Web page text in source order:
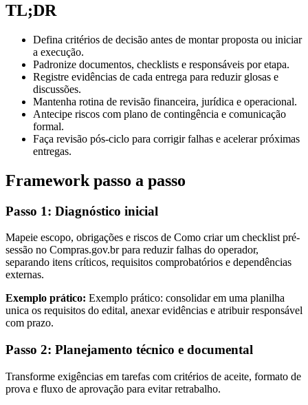
TL;DR
Defina critérios de decisão antes de montar proposta ou iniciar
a execução.
Padronize documentos, checklists e responsáveis por etapa.
Registre evidências de cada entrega para reduzir glosas e
discussões.
Mantenha rotina de revisão financeira, jurídica e operacional.
Antecipe riscos com plano de contingência e comunicação
formal.
Faça revisão pós-ciclo para corrigir falhas e acelerar próximas
entregas.
Framework passo a passo
Passo 1: Diagnóstico inicial
Mapeie escopo, obrigações e riscos de Como criar um checklist pré-
sessão no Compras.gov.br para reduzir falhas do operador,
separando itens críticos, requisitos comprobatórios e dependências
externas.
Exemplo prático: Exemplo prático: consolidar em uma planilha
unica os requisitos do edital, anexar evidências e atribuir responsável
com prazo.
Passo 2: Planejamento técnico e documental
Transforme exigências em tarefas com critérios de aceite, formato de
prova e fluxo de aprovação para evitar retrabalho.